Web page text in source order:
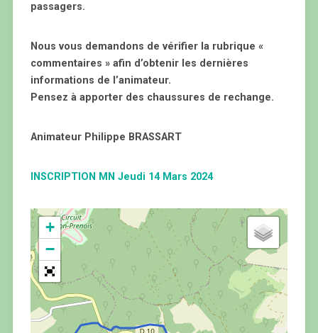
passagers.
Nous vous demandons de vérifier la rubrique «
commentaires » afin d’obtenir les dernières
informations de l’animateur.
Pensez à apporter des chaussures de rechange.
Animateur Philippe BRASSART
INSCRIPTION MN Jeudi 14 Mars 2024
+
−